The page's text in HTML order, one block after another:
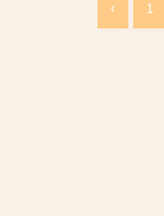
‹ 1